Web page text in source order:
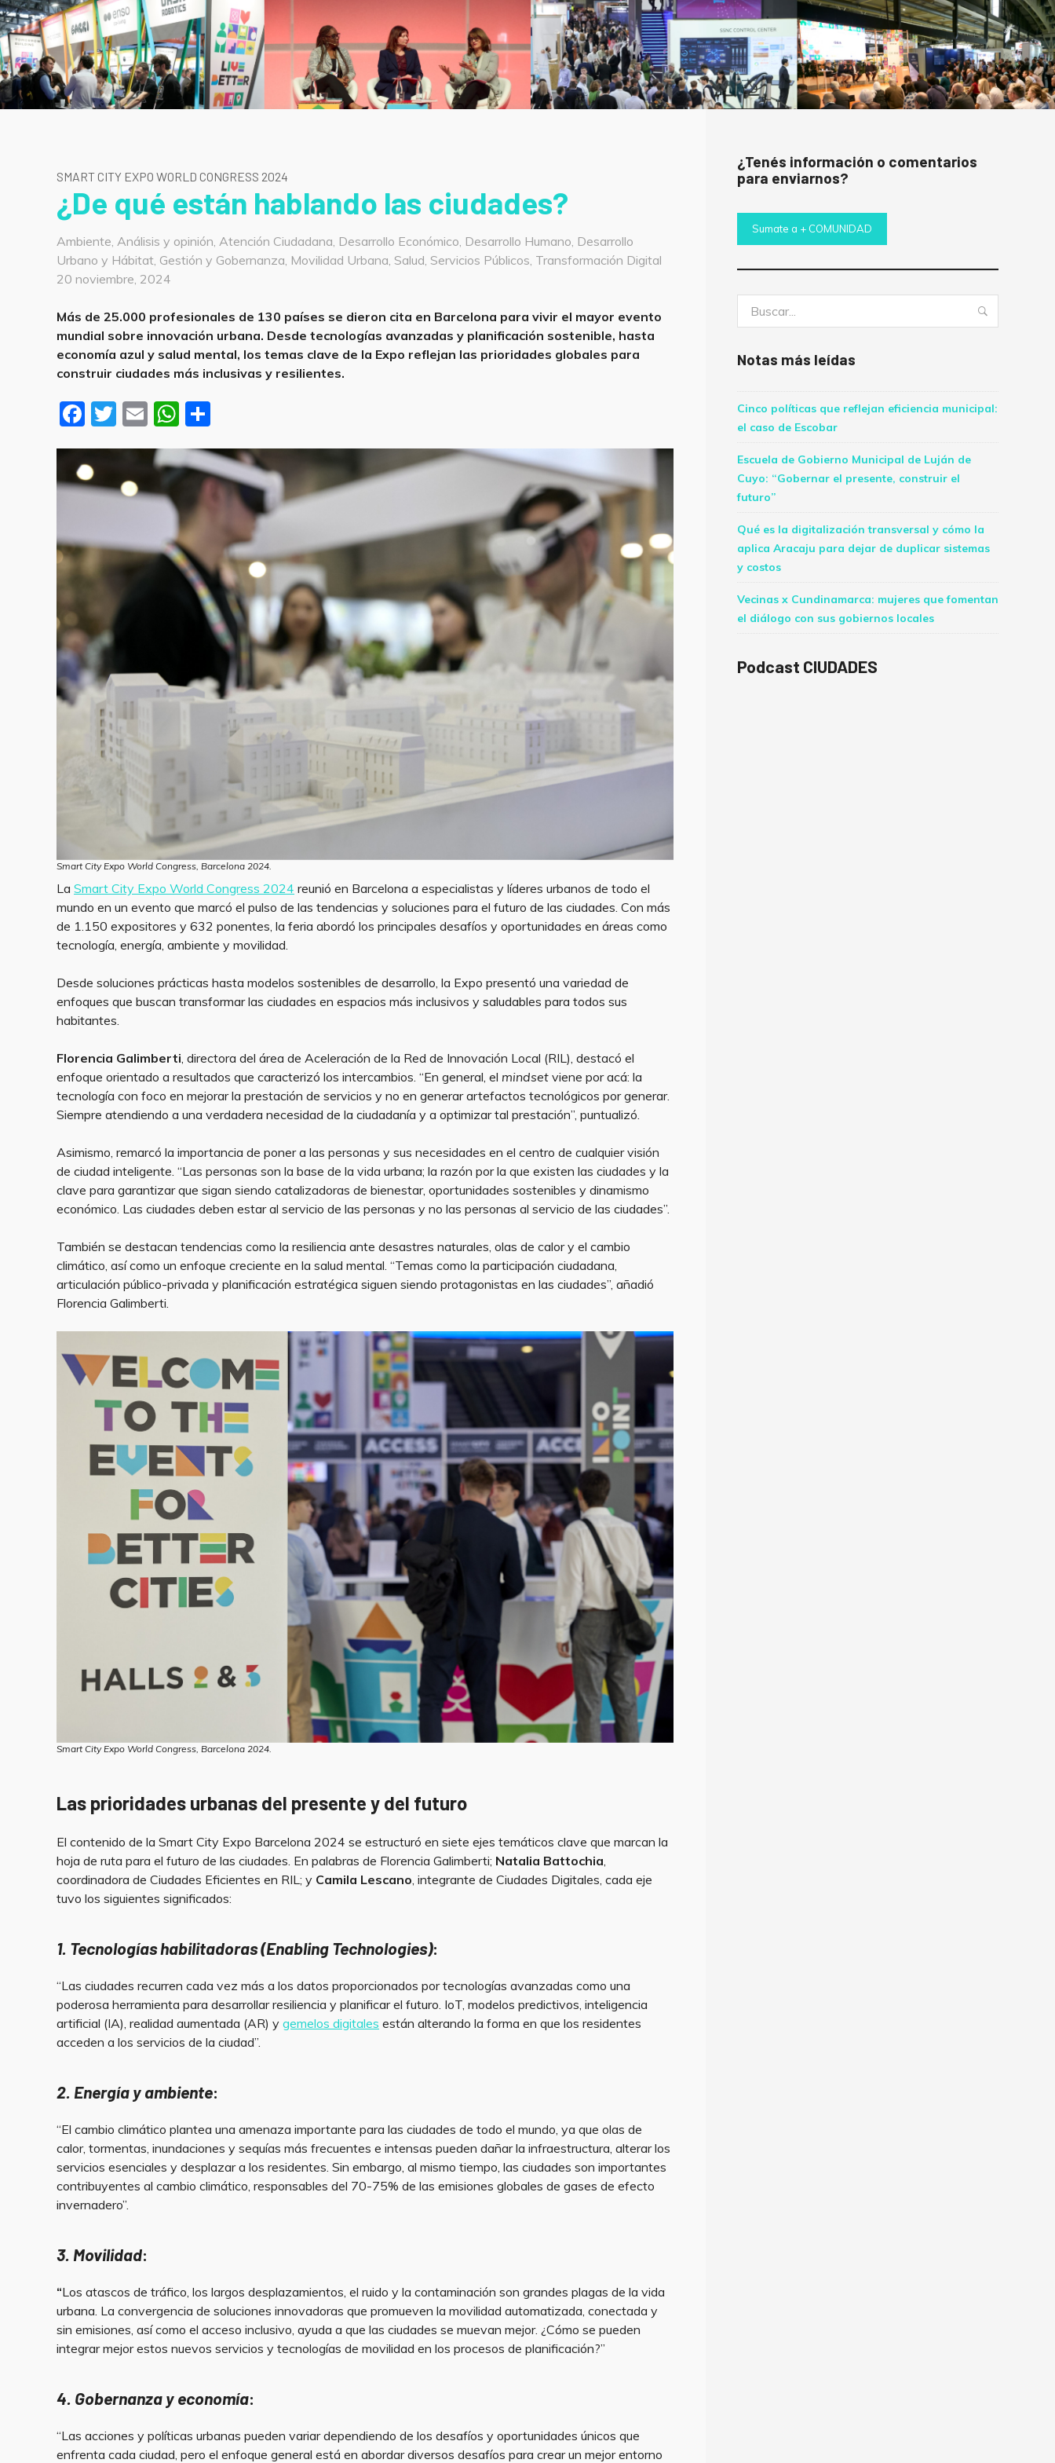
SMART CITY EXPO WORLD CONGRESS 2024
¿De qué están hablando las ciudades?
Categorías
Ambiente,Análisis y opinión,Atención Ciudadana, Desarrollo Económico, Desarrollo Humano, Desarrollo
Urbano y Hábitat, Gestión y Gobernanza, Movilidad Urbana,Salud,Servicios Públicos, Transformación Digital
20 noviembre, 2024
Más de 25.000 profesionales de 130 países se dieron cita en Barcelona para vivir el mayor evento
mundial sobre innovación urbana. Desde tecnologías avanzadas y planificación sostenible, hasta
economía azul y salud mental, los temas clave de la Expo reflejan las prioridades globales para
construir ciudades más inclusivas y resilientes.
F
c
e
o
o
T
te
E
ai
l
W
at
A
p
p
ar
e
Smart City Expo World Congress, Barcelona 2024.
LaSmart City Expo World Congress 2024 reunió en Barcelona a especialistas y líderes urbanos de todo el
mundo en un evento que marcó el pulso de las tendencias y soluciones para el futuro de las ciudades. Con más
de 1.150 expositores y 632 ponentes, la feria abordó los principales desafíos y oportunidades en áreas como
tecnología, energía, ambiente y movilidad.
Desde soluciones prácticas hasta modelos sostenibles de desarrollo, la Expo presentó una variedad de
enfoques que buscan transformar las ciudades en espacios más inclusivos y saludables para todos sus
habitantes.
Florencia Galimberti, directora del área de Aceleración de la Red de Innovación Local (RIL), destacó el
enfoque orientado a resultados que caracterizó los intercambios. “En general, el mindsetviene por acá: la
tecnología con foco en mejorar la prestación de servicios y no en generar artefactos tecnológicos por generar.
Siempre atendiendo a una verdadera necesidad de la ciudadanía y a optimizar tal prestación”, puntualizó.
Asimismo, remarcó la importancia de poner a las personas y sus necesidades en el centro de cualquier visión
de ciudad inteligente. “Las personas son la base de la vida urbana; la razón por la que existen las ciudades y la
clave para garantizar que sigan siendo catalizadoras de bienestar, oportunidades sostenibles y dinamismo
económico. Las ciudades deben estar al servicio de las personas y no las personas al servicio de las ciudades”.
También se destacan tendencias como la resiliencia ante desastres naturales, olas de calor y el cambio
climático, así como un enfoque creciente en la salud mental. “Temas como la participación ciudadana,
articulación público-privada y planificación estratégica siguen siendo protagonistas en las ciudades”, añadió
Florencia Galimberti.
Smart City Expo World Congress, Barcelona 2024.
Las prioridades urbanas del presente y del futuro
El contenido de la Smart City Expo Barcelona 2024 se estructuró en siete ejes temáticos clave que marcan la
hoja de ruta para el futuro de las ciudades. En palabras de Florencia Galimberti; Natalia Battochia,
coordinadora de Ciudades Eficientes en RIL; y Camila Lescano, integrante de Ciudades Digitales, cada eje
tuvo los siguientes significados:
1. Tecnologías habilitadoras (Enabling Technologies):
“Las ciudades recurren cada vez más a los datos proporcionados por tecnologías avanzadas como una
poderosa herramienta para desarrollar resiliencia y planificar el futuro. IoT, modelos predictivos, inteligencia
artificial (IA), realidad aumentada (AR) ygemelos digitales están alterando la forma en que los residentes
acceden a los servicios de la ciudad”.
2. Energía y ambiente:
“El cambio climático plantea una amenaza importante para las ciudades de todo el mundo, ya que olas de
calor, tormentas, inundaciones y sequías más frecuentes e intensas pueden dañar la infraestructura, alterar los
servicios esenciales y desplazar a los residentes. Sin embargo, al mismo tiempo, las ciudades son importantes
contribuyentes al cambio climático, responsables del 70-75% de las emisiones globales de gases de efecto
invernadero”.
3. Movilidad:
“Los atascos de tráfico, los largos desplazamientos, el ruido y la contaminación son grandes plagas de la vida
urbana. La convergencia de soluciones innovadoras que promueven la movilidad automatizada, conectada y
sin emisiones, así como el acceso inclusivo, ayuda a que las ciudades se muevan mejor. ¿Cómo se pueden
integrar mejor estos nuevos servicios y tecnologías de movilidad en los procesos de planificación?”
4. Gobernanza y economía:
“Las acciones y políticas urbanas pueden variar dependiendo de los desafíos y oportunidades únicos que
enfrenta cada ciudad, pero el enfoque general está en abordar diversos desafíos para crear un mejor entorno
¿Tenés información o comentarios
para enviarnos?
Sumate a + COMUNIDAD
Notas más leídas
Cinco políticas que reflejan eficiencia municipal:
el caso de Escobar
Escuela de Gobierno Municipal de Luján de
Cuyo: “Gobernar el presente, construir el
futuro”
Qué es la digitalización transversal y cómo la
aplica Aracaju para dejar de duplicar sistemas
y costos
Vecinas x Cundinamarca: mujeres que fomentan
el diálogo con sus gobiernos locales
Podcast CIUDADES